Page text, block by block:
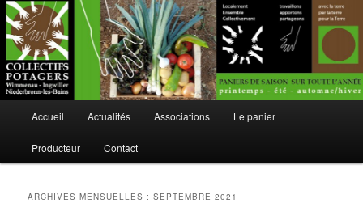
Aller
au
Aller
au
Accueil Actualités Associations Le panier
Producteur Contact
ARCHIVES MENSUELLES :SEPTEMBRE 2021